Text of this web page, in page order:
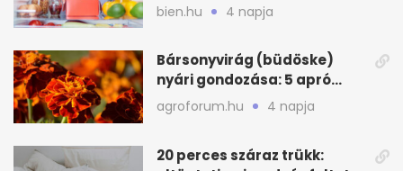
zónákra figyelj
bien.hu 4 napja
Bársonyvirág (büdöske)
nyári gondozása: 5 apró
lépés a dús virágzásért
agroforum.hu 4 napja
20 perces száraz trükk: